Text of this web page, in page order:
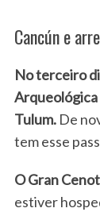
Cancún e
No terceiro
Arqueológica
Tulum. De
tem esse
O Gran
estiver